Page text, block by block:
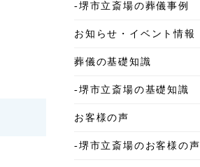
2025年11月
2025年10月
2025年9月
2025年8月
2025年7月
2025年6月
-堺市立斎場の葬儀事例
お知らせ・イベント情報
葬儀の基礎知識
-堺市立斎場の基礎知識
お客様の声
-堺市立斎場のお客様の声